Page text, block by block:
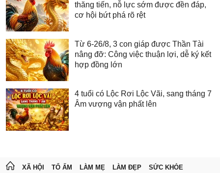
thăng tiến, nỗ lực sớm được đền đáp,
cơ hội bứt phá rõ rệt
Từ 6-26/8, 3 con giáp được Thần Tài
nâng đỡ: Công việc thuận lợi, dễ ký kết
hợp đồng lớn
4 tuổi có Lộc Rơi Lộc Vãi, sang tháng 7
Âm vượng vận phất lên
XÃ HỘI TỔ ẤM LÀM MẸ LÀM ĐẸP SỨC KHỎE